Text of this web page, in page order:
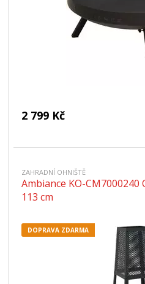
2 799 Kč
ZAHRADNÍ OHNIŠTĚ
Ambiance KO-
113 cm
DOPRAVA ZDARMA